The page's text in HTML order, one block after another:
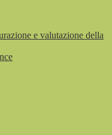
e valutazione della